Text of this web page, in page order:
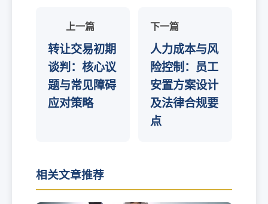
上一篇
转让交易初期
谈判：核心议
题与常见障碍
应对策略
下一篇
人力成本与风
险控制：员工
安置方案设计
及法律合规要
点
相关文章推荐